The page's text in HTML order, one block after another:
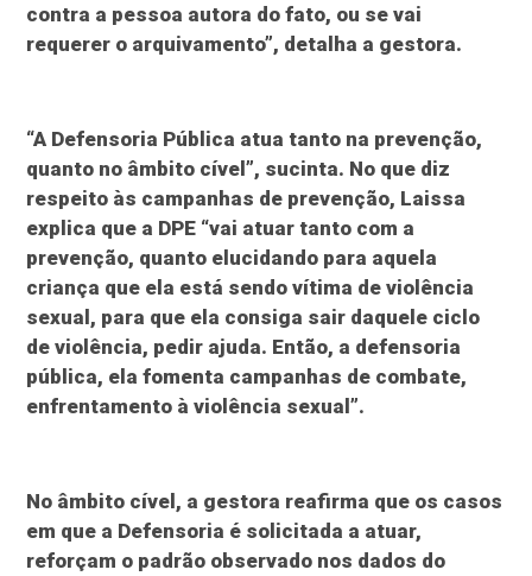
contra a pessoa autora do fato, ou se vai
requerer o arquivamento”, detalha a gestora.
“A Defensoria Pública atua tanto na prevenção,
quanto no âmbito cível”, sucinta. No que diz
respeito às campanhas de prevenção, Laissa
explica que a DPE “vai atuar tanto com a
prevenção, quanto elucidando para aquela
criança que ela está sendo vítima de violência
sexual, para que ela consiga sair daquele ciclo
de violência, pedir ajuda. Então, a defensoria
pública, ela fomenta campanhas de combate,
enfrentamento à violência sexual”.
No âmbito cível, a gestora reafirma que os casos
em que a Defensoria é solicitada a atuar,
reforçam o padrão observado nos dados do